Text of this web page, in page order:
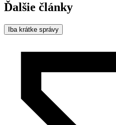
Ďalšie články
Iba krátke správy